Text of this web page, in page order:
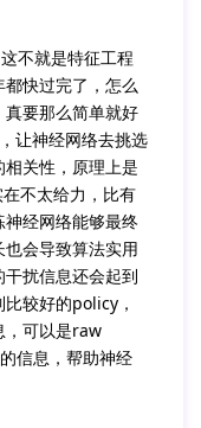
不就是特征工程
快过完了，怎么
要那么简单就好
让神经网络去挑选
关性，原理上是
不太给力，比有
经网络能够最终
会导致算法实用
扰信息还会起到
较好的policy，
，可以是raw
信息，帮助神经